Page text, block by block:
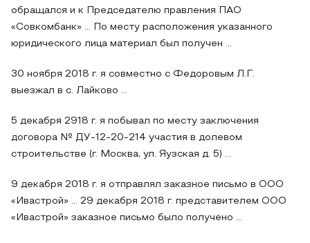
обращался и к Председателю правления ПАО
«Совкомбанк» ... По месту расположения указанного
юридического лица материал был получен ...
30 ноября 2018 г. я совместно с Федоровым Л.Г.
выезжал в с. Лайково ...
5 декабря 2918 г. я побывал по месту заключения
договора № ДУ-12-20-214 участия в долевом
строительстве (г. Москва, ул. Яузская д. 5) ...
9 декабря 2018 г. я отправлял заказное письмо в ООО
«Ивастрой» ... 29 декабря 2018 г. представителем ООО
«Ивастрой» заказное письмо было получено ...